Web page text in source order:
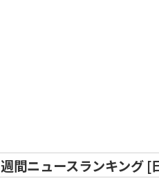
週間ニュースランキング [